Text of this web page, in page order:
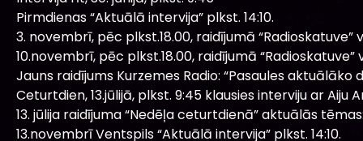
Pirmdienas “Aktuālā intervija” plkst. 14:10.
3. novembrī, pēc plkst.18.00, raidījumā “Radioskatuve”
10.novembrī, pēc plkst.18.00, raidījumā “Radioskatuve”
Jauns raidījums Kurzemes Radio: “Pasaules aktuālāko
Ceturtdien, 13.jūlijā, plkst. 9:45 klausies interviju ar Aiju
13. jūlija raidījuma “Nedēļa ceturtdienā” aktuālās
13.novembrī Ventspils “Aktuālā intervija” plkst. 14:10.